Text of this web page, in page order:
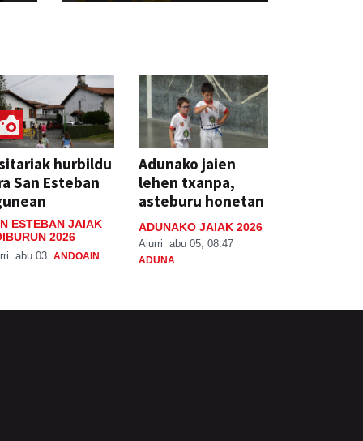
hurbildu
San Esteban
ESTEBAN JAIAK
2026
abu 03 ANDOAIN
Adunako jaien
lehen txanpa,
asteburu honetan
ADUNAKO JAIAK 2026
Aiurri abu 05, 08:47
ADUNA